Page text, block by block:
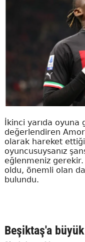
İkinci yarıda oyuna
değerlendiren
olarak hareket
oyuncusuysanız
eğlenmeniz gerekir.
oldu, önemli olan
bulundu.
Beşiktaş'a